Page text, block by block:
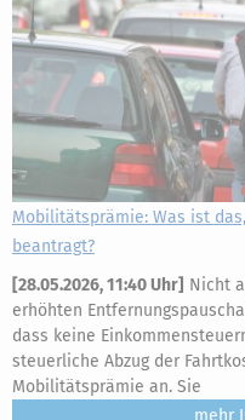
Mobilitätsprämie: Was ist
beantragt?
[28.05.2026, 11:40 Uhr] Nicht
erhöhten
dass keine
steuerliche Abzug der
Mobilitätsprämie an. Sie
mehr